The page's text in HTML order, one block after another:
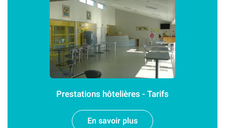
Prestations hôtelières - Tarifs
En savoir plus